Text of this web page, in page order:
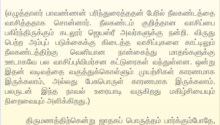
(எழுத்தாளர் பாவண்ணன் பரிந்துரைத்ததன் பேரில் நீலகண்டத்தை
வாசித்ததாக சொன்னார். நீலகண்டம் குறித்தான வாசிப்பை
பகிர்ந்திருக்கும் கடலூர் ஜெயஸ்ரீ அவர்களுக்கு நன்றி. விருது
பெற்ற அம்புப் படுக்கைக்கு கிடைத்த வாசிப்புகளை காட்டிலும்
நீலகண்டத்திற்கு வெளியான நான்கைந்து மாதங்களுக்கு
ஊடாகவே பல வாசிப்பு/விமர்சன கட்டுரைகள் வந்துள்ளன. ஒன்று
இதன் வடிவத்தை வகுத்துக்கொள்ளும் முயற்சிகள் காரணமாக
இருக்கலாம், அல்லது பேசுபொருள் காரணமாக இருக்கலாம்.
பலருடன் இந்த நாவல் உரையாடி வருகிறது மகிழ்சியையும்
நிறைவையும் அளிக்கிறது.)
திருமணத்திற்கென்று ஜாதகப் பொருத்தம் பார்க்கும்போதே,